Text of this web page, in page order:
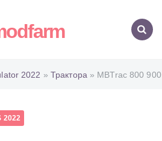
2022 » Трактора » MBTrac 800 900